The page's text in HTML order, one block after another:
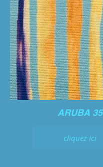
ARUBA 35
cliquez ici